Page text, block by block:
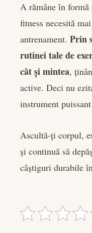
A rămâne în
fitness necesită
antrenament. Prin
rutinei tale de
cât și mintea,
active. Deci nu
instrument
Ascultă-ți corpul,
și continuă să
câștiguri durabile